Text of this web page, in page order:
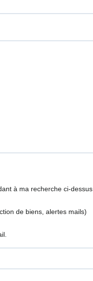
à ma recherche ci-dessus
de biens, alertes mails)